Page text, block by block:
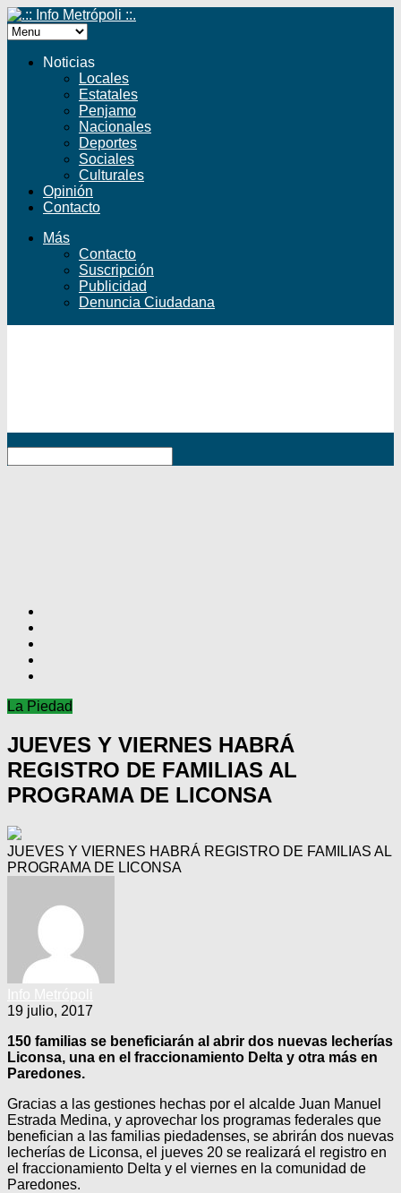
Noticias
Locales
Estatales
Penjamo
Nacionales
Deportes
Sociales
Culturales
Opinión
Contacto
Más
Contacto
Suscripción
Publicidad
Denuncia Ciudadana
La Piedad
JUEVES Y VIERNES HABRÁ
REGISTRO DE FAMILIAS AL
PROGRAMA DE LICONSA
JUEVES Y VIERNES HABRÁ REGISTRO DE FAMILIAS AL
PROGRAMA DE LICONSA
19 julio, 2017
150 familias se beneficiarán al abrir dos nuevas lecherías
Liconsa, una en el fraccionamiento Delta y otra más en
Paredones.
Gracias a las gestiones hechas por el alcalde Juan Manuel
Estrada Medina, y aprovechar los programas federales que
benefician a las familias piedadenses, se abrirán dos nuevas
lecherías de Liconsa, el jueves 20 se realizará el registro en
el fraccionamiento Delta y el viernes en la comunidad de
Paredones.